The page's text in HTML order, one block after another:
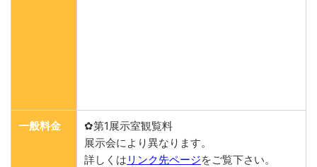
一般料金
✿第1展示室観覧料
展示会により異なります。
詳しくは リンク先ページをご覧下さい。